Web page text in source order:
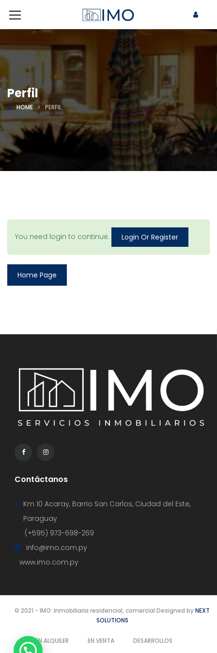
Perfil
HOME PERFIL
You need login to continue. Login Or Register
Home Page
Contáctanos
Km 10 Acaray, Barrio San Carlos, Ciudad del Este,
Paraguay
(+595) 973-698-269
info@imo.com.py
www.imo.com.py
© 2021 - IMO: Inmobiliaria residencial, comercial Designed byNEXT
SOLUTIONS
EN ALQUILER EN VENTA DESARROLLOS